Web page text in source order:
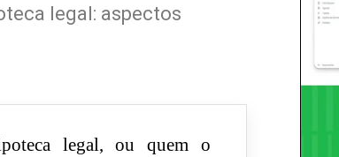
legal: aspectos
legal, ou quem o